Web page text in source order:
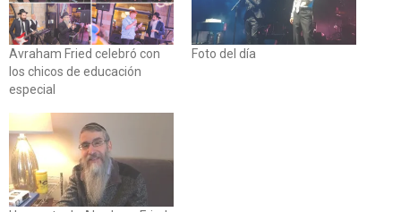
Avraham Fried celebró con
los chicos de educación
especial
Foto del día